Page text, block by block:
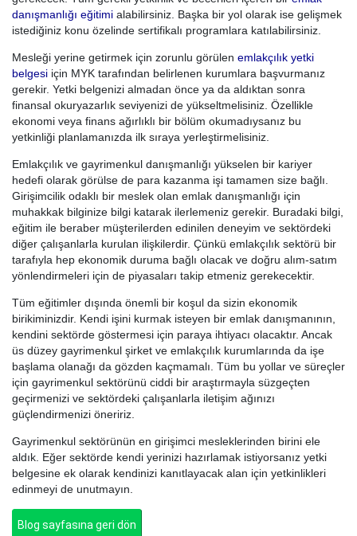
danışmanlığı eğitimi alabilirsiniz. Başka bir yol olarak ise gelişmek
istediğiniz konu özelinde sertifikalı programlara katılabilirsiniz.
Mesleği yerine getirmek için zorunlu görülen emlakçılık yetki
belgesi için MYK tarafından belirlenen kurumlara başvurmanız
gerekir. Yetki belgenizi almadan önce ya da aldıktan sonra
finansal okuryazarlık seviyenizi de yükseltmelisiniz. Özellikle
ekonomi veya finans ağırlıklı bir bölüm okumadıysanız bu
yetkinliği planlamanızda ilk sıraya yerleştirmelisiniz.
Emlakçılık ve gayrimenkul danışmanlığı yükselen bir kariyer
hedefi olarak görülse de para kazanma işi tamamen size bağlı.
Girişimcilik odaklı bir meslek olan emlak danışmanlığı için
muhakkak bilginize bilgi katarak ilerlemeniz gerekir. Buradaki bilgi,
eğitim ile beraber müşterilerden edinilen deneyim ve sektördeki
diğer çalışanlarla kurulan ilişkilerdir. Çünkü emlakçılık sektörü bir
tarafıyla hep ekonomik duruma bağlı olacak ve doğru alım-satım
yönlendirmeleri için de piyasaları takip etmeniz gerekecektir.
Tüm eğitimler dışında önemli bir koşul da sizin ekonomik
birikiminizdir. Kendi işini kurmak isteyen bir emlak danışmanının,
kendini sektörde göstermesi için paraya ihtiyacı olacaktır. Ancak
üs düzey gayrimenkul şirket ve emlakçılık kurumlarında da işe
başlama olanağı da gözden kaçmamalı. Tüm bu yollar ve süreçler
için gayrimenkul sektörünü ciddi bir araştırmayla süzgeçten
geçirmenizi ve sektördeki çalışanlarla iletişim ağınızı
güçlendirmenizi öneririz.
Gayrimenkul sektörünün en girişimci mesleklerinden birini ele
aldık. Eğer sektörde kendi yerinizi hazırlamak istiyorsanız yetki
belgesine ek olarak kendinizi kanıtlayacak alan için yetkinlikleri
edinmeyi de unutmayın.
Blog sayfasına geri dön